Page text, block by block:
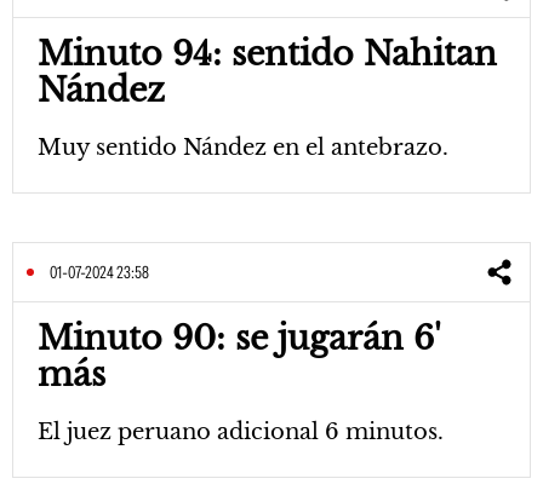
Minuto 94: sentido Nahitan
Nández
Muy sentido Nández en el antebrazo.
01-07-2024 23:58
Minuto 90: se jugarán 6'
más
El juez peruano adicional 6 minutos.